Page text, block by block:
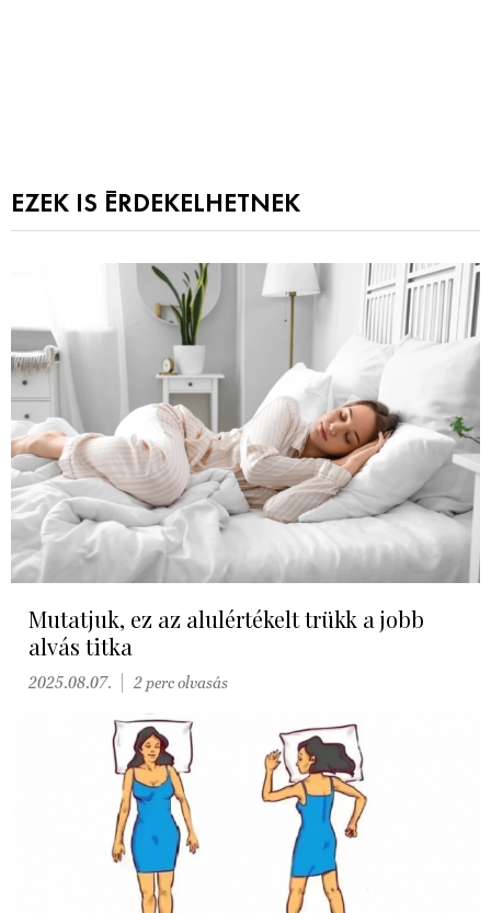
EZEK IS ÉRDEKELHETNEK
Mutatjuk, ez az alulértékelt trükk a jobb
alvás titka
2025.08.07. 2 perc olvasás